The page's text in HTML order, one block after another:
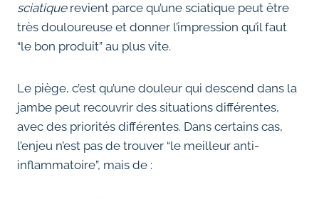
sciatiquerevient parce qu’une sciatique peut être
très douloureuse et donner l’impression qu’il faut
“le bon produit” au plus vite.
Le piège, c’est qu’une douleur qui descend dans la
jambe peut recouvrir des situations différentes,
avec des priorités différentes. Dans certains cas,
l’enjeu n’est pas de trouver “le meilleur anti-
inflammatoire”, mais de :